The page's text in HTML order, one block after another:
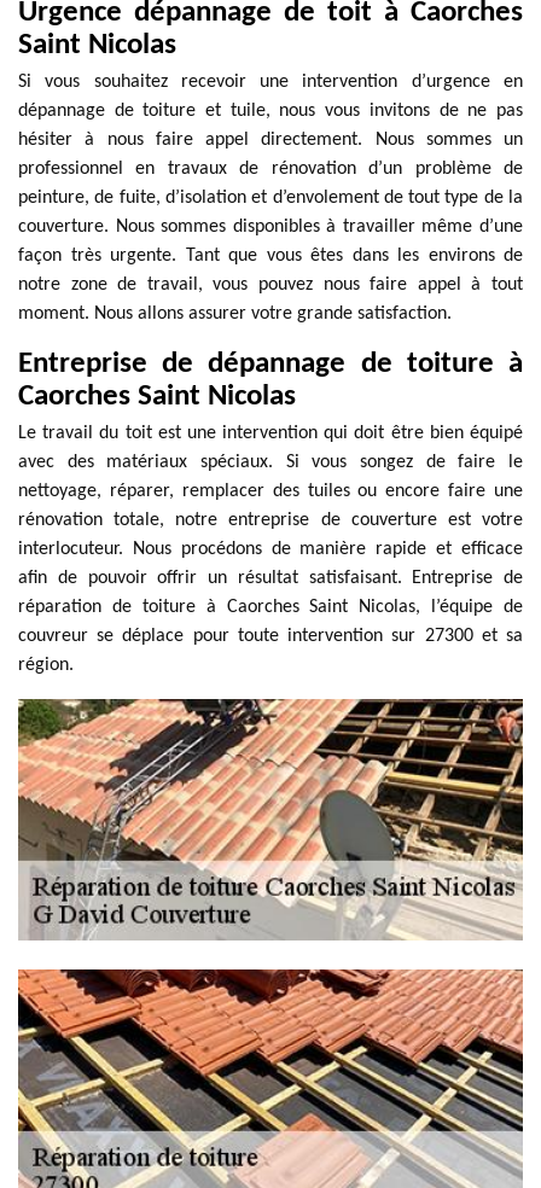
Urgence dépannage de toit à Caorches
Saint Nicolas
Si vous souhaitez recevoir une intervention d’urgence en
dépannage de toiture et tuile, nous vous invitons de ne pas
hésiter à nous faire appel directement. Nous sommes un
professionnel en travaux de rénovation d’un problème de
peinture, de fuite, d’isolation et d’envolement de tout type de la
couverture. Nous sommes disponibles à travailler même d’une
façon très urgente. Tant que vous êtes dans les environs de
notre zone de travail, vous pouvez nous faire appel à tout
moment. Nous allons assurer votre grande satisfaction.
Entreprise de dépannage de toiture à
Caorches Saint Nicolas
Le travail du toit est une intervention qui doit être bien équipé
avec des matériaux spéciaux. Si vous songez de faire le
nettoyage, réparer, remplacer des tuiles ou encore faire une
rénovation totale, notre entreprise de couverture est votre
interlocuteur. Nous procédons de manière rapide et efficace
afin de pouvoir offrir un résultat satisfaisant. Entreprise de
réparation de toiture à Caorches Saint Nicolas, l’équipe de
couvreur se déplace pour toute intervention sur 27300 et sa
région.